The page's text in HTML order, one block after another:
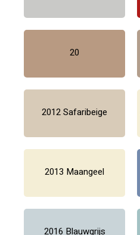
20
2012 Safaribeige
2013 Maangeel
2016 Blauwgrijs